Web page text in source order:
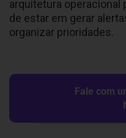
arquitetura operacional
de estar em gerar
organizar prioridades.
Fale com